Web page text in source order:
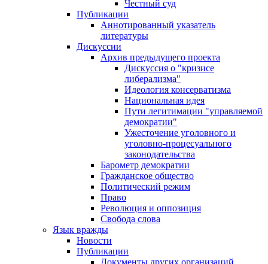
Честный суд
Публикации
Аннотированный указатель
литературы
Дискуссии
Архив предыдущего проекта
Дискуссия о "кризисе
либерализма"
Идеология консерватизма
Национальная идея
Пути легитимации "управляемой
демократии"
Ужесточение уголовного и
уголовно-процесуального
законодательства
Барометр демократии
Гражданское общество
Политический режим
Право
Революция и оппозиция
Свобода слова
Язык вражды
Новости
Публикации